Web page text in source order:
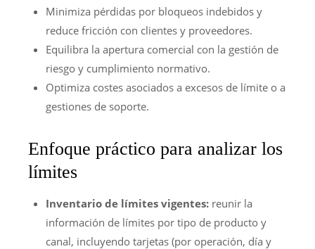
Minimiza pérdidas por bloqueos indebidos y
reduce fricción con clientes y proveedores.
Equilibra la apertura comercial con la gestión de
riesgo y cumplimiento normativo.
Optimiza costes asociados a excesos de límite o a
gestiones de soporte.
Enfoque práctico para analizar los
límites
Inventario de límites vigentes: reunir la
información de límites por tipo de producto y
canal, incluyendo tarjetas (por operación, día y